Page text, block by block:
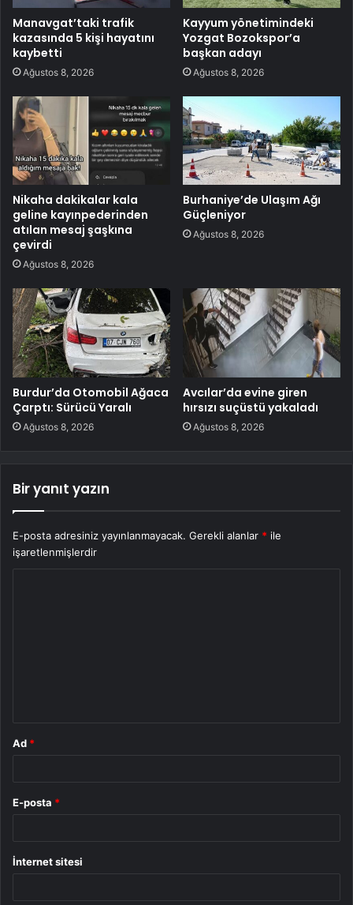
Manavgat’taki trafik
kazasında 5 kişi hayatını
kaybetti
Ağustos 8, 2026
Kayyum yönetimindeki
Yozgat Bozokspor’a
başkan adayı
Ağustos 8, 2026
Nikaha dakikalar kala
geline kayınpederinden
atılan mesaj şaşkına
çevirdi
Ağustos 8, 2026
Burhaniye’de Ulaşım Ağı
Güçleniyor
Ağustos 8, 2026
Burdur’da Otomobil Ağaca
Çarptı: Sürücü Yaralı
Ağustos 8, 2026
Avcılar’da evine giren
hırsızı suçüstü yakaladı
Ağustos 8, 2026
Bir yanıt yazın
E-posta adresiniz yayınlanmayacak. Gerekli alanlar * ile
işaretlenmişlerdir
Ad *
E-posta *
İnternet sitesi